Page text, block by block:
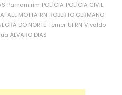
Parnamirim POLÍCIA POLÍCIA CIVIL
MOTTA RN ROBERTO GERMANO
DO NORTE Temer UFRN Vivaldo
ÁLVARO DIAS